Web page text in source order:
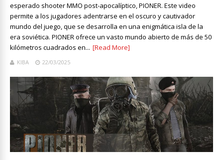
esperado shooter MMO post-apocalíptico, PIONER. Este video
permite a los jugadores adentrarse en el oscuro y cautivador
mundo del juego, que se desarrolla en una enigmática isla de la
era soviética. PIONER ofrece un vasto mundo abierto de más de 50
kilómetros cuadrados en... [Read More]
KIBA 22/03/2025